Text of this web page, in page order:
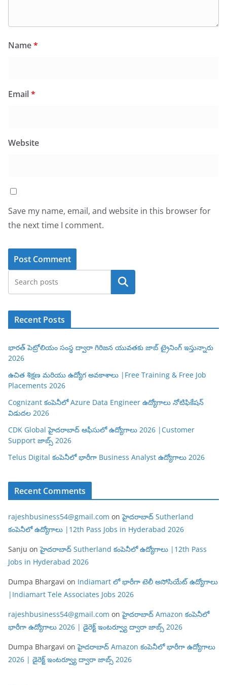
Name*
Email*
Website
Save my name, email, and website in this browser for
the next time I comment.
Search
Recent Posts
భారత్ పెట్రోలియం సంస్థ ద్వారా గిరిజన యువతకు జాబ్ ట్రైనింగ్ ఇస్తున్నారు
2026
ఉచిత శిక్షణ మరియు ఉద్యోగ అవకాశాలు |Free Training & Free Job
Placements 2026
Cognizant కంపెనీలో Azure Data Engineer ఉద్యోగాలు నోటిఫికేషన్
విడుదల 2026
CDK Global హైదరాబాద్ ఆఫీసులో ఉద్యోగాలు 2026 |Customer
Support జాబ్స్ 2026
Telus Digital కంపెనీలో భారీగా Business Analyst ఉద్యోగాలు 2026
Recent Comments
rajeshbusiness54@gmail.com onహైదరాబాద్ Sutherland
కంపెనీలో ఉద్యోగాలు |12th Pass Jobs in Hyderabad 2026
Sanju onహైదరాబాద్ Sutherland కంపెనీలో ఉద్యోగాలు |12th Pass
Jobs in Hyderabad 2026
Dumpa Bhargavi on Indiamart లో భారీగా టెలీ అసోసియేట్ ఉద్యోగాలు
|Indiamart Tele Associates Jobs 2026
rajeshbusiness54@gmail.com onహైదరాబాద్ Amazon కంపెనీలో
భారీగా ఉద్యోగాలు 2026 | డైరెక్ట్ ఇంటర్వ్యూ ద్వారా జాబ్స్ 2026
Dumpa Bhargavi onహైదరాబాద్ Amazon కంపెనీలో భారీగా ఉద్యోగాలు
2026 | డైరెక్ట్ ఇంటర్వ్యూ ద్వారా జాబ్స్ 2026